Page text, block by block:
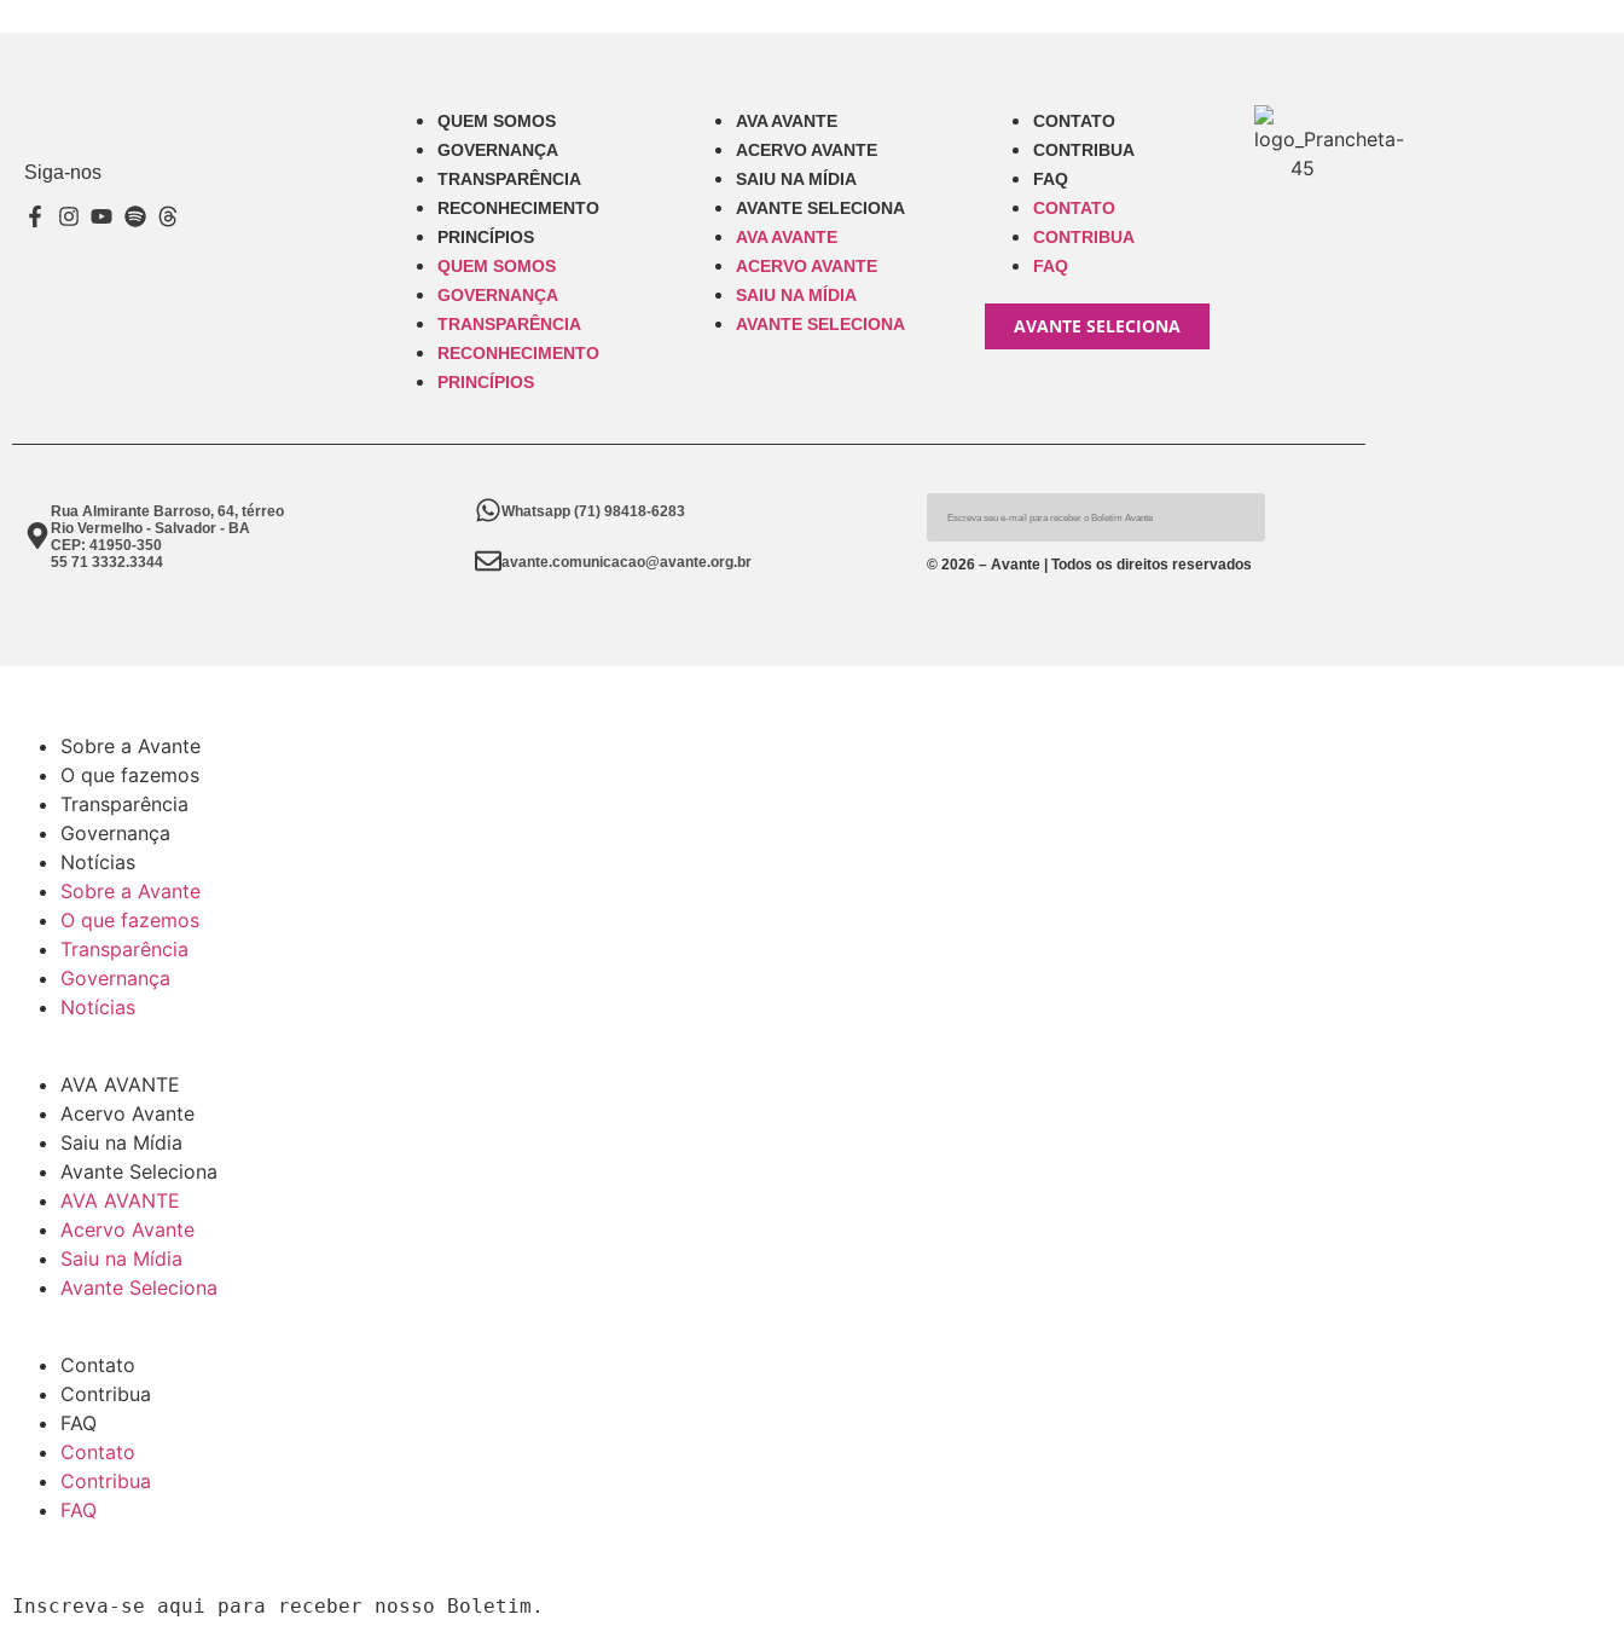
Siga-nos
QUEM SOMOS
GOVERNANÇA
TRANSPARÊNCIA
RECONHECIMENTO
PRINCÍPIOS
QUEM SOMOS
GOVERNANÇA
TRANSPARÊNCIA
RECONHECIMENTO
PRINCÍPIOS
AVA AVANTE
ACERVO AVANTE
SAIU NA MÍDIA
AVANTE SELECIONA
AVA AVANTE
ACERVO AVANTE
SAIU NA MÍDIA
AVANTE SELECIONA
CONTATO
CONTRIBUA
FAQ
CONTATO
CONTRIBUA
FAQ
AVANTE SELECIONA
Rua Almirante Barroso, 64, térreo
Rio Vermelho - Salvador - BA
CEP: 41950-350
55 71 3332.3344
Whatsapp (71) 98418-6283
avante.comunicacao@avante.org.br © 2026 – Avante | Todos os direitos reservados
Sobre a Avante
O que fazemos
Transparência
Governança
Notícias
Sobre a Avante
O que fazemos
Transparência
Governança
Notícias
AVA AVANTE
Acervo Avante
Saiu na Mídia
Avante Seleciona
AVA AVANTE
Acervo Avante
Saiu na Mídia
Avante Seleciona
Contato
Contribua
FAQ
Contato
Contribua
FAQ
Inscreva-se aqui para receber nosso Boletim.